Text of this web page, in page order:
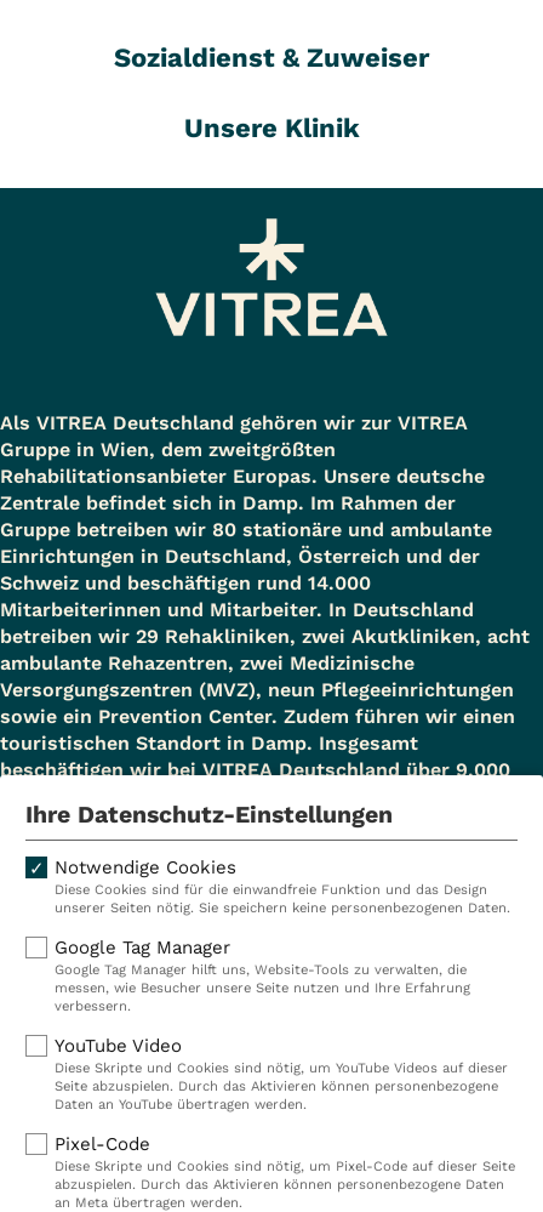
Sozialdienst & Zuweiser
Unsere Klinik
Als VITREA Deutschland gehören wir zur VITREA
Gruppe in Wien, dem zweitgrößten
Rehabilitationsanbieter Europas. Unsere deutsche
Zentrale befindet sich in Damp. Im Rahmen der
Gruppe betreiben wir 80 stationäre und ambulante
Einrichtungen in Deutschland, Österreich und der
Schweiz und beschäftigen rund 14.000
Mitarbeiterinnen und Mitarbeiter. In Deutschland
betreiben wir 29 Rehakliniken, zwei Akutkliniken, acht
ambulante Rehazentren, zwei Medizinische
Versorgungszentren (MVZ), neun Pflegeeinrichtungen
sowie ein Prevention Center. Zudem führen wir einen
touristischen Standort in Damp. Insgesamt
beschäftigen wir bei VITREA Deutschland über 9.000
Kliniken
Ambulant
Reha
Prävention
Karriere
VITREA Deutschland
IMPRESSUM
HINWEISGEBERSYSTEM
AUFSICHTSBEHÖRDEN
Ihre Datenschutz-Einstellungen
Notwendige Cookies
Diese Cookies sind für die einwandfreie Funktion und das Design
unserer Seiten nötig. Sie speichern keine personenbezogenen Daten.
Google Tag Manager
Google Tag Manager hilft uns, Website-Tools zu verwalten, die
messen, wie Besucher unsere Seite nutzen und Ihre Erfahrung
verbessern.
YouTube Video
Diese Skripte und Cookies sind nötig, um YouTube Videos auf dieser
Seite abzuspielen. Durch das Aktivieren können personenbezogene
Daten an YouTube übertragen werden.
Pixel-Code
Diese Skripte und Cookies sind nötig, um Pixel-Code auf dieser Seite
abzuspielen. Durch das Aktivieren können personenbezogene Daten
an Meta übertragen werden.